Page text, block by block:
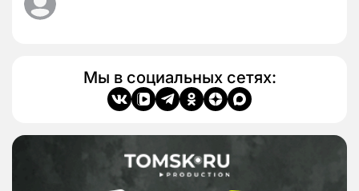
Мы в социальных сетях: